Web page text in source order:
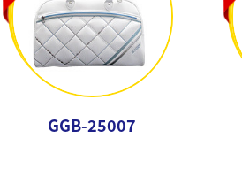
GGB-25007